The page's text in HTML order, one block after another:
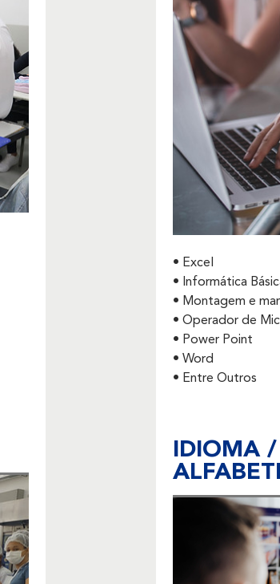
• Excel
• Informática
• Montagem e
• Operador de
• Power Point
• Word
• Entre Outros
IDIOMA /